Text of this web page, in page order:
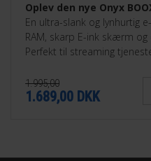
Oplev den nye Onyx
En ultra-slank og lynhurtig
RAM, skarp E-ink skærm
Perfekt til streaming
1.995,00
1.689,00 DKK